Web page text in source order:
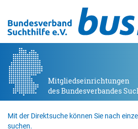
Mitgliedseinrichtungen
des Bundesverbandes
Mit der Direktsuche können Sie nach
suchen.